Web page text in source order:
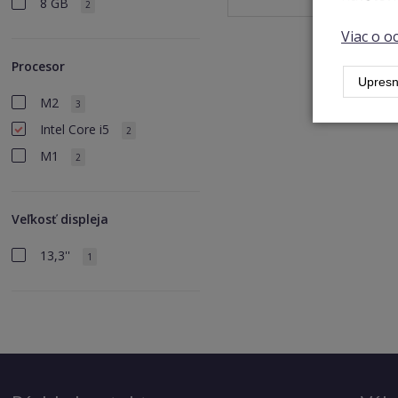
2
Procesor
M2 3
Intel Core i5 2
M1 2
Veľkosť displeja
13,3'' 1
Viac o